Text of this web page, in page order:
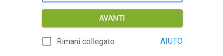
AVANTI
Rimani collegato AIUTO